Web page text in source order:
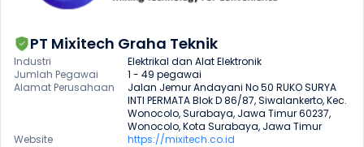
PT Mixitech Graha Teknik
Industri
Elektrikal dan Alat Elektronik
Jumlah Pegawai
1 - 49 pegawai
Alamat Perusahaan
Jalan Jemur Andayani No 50 RUKO SURYA
INTI PERMATA Blok D 86/87, Siwalankerto, Kec.
Wonocolo, Surabaya, Jawa Timur 60237,
Wonocolo, Kota Surabaya, Jawa Timur
Website
https://mixitech.co.id